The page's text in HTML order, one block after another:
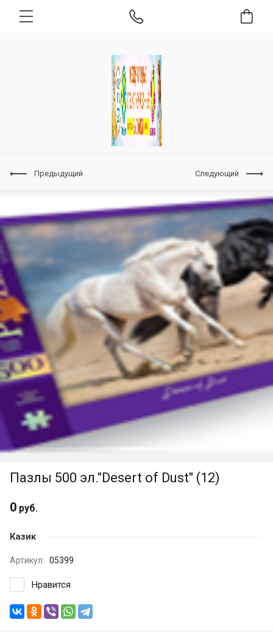
Предыдущий Следующий
Пазлы 500 эл."Desert of Dust" (12)
0 руб.
Казик
Артикул: 05399
Нравится